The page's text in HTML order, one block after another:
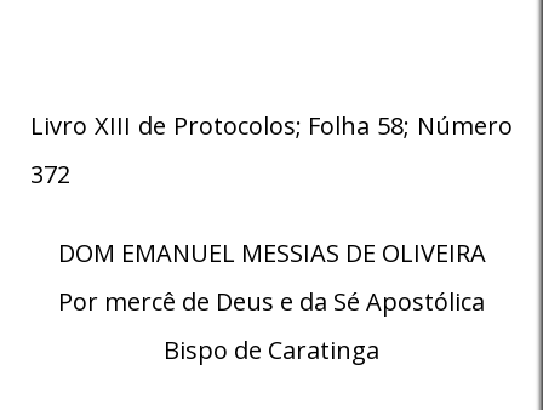
Livro XIII de Protocolos; Folha 58; Número
372
DOM EMANUEL MESSIAS DE OLIVEIRA
Por mercê de Deus e da Sé Apostólica
Bispo de Caratinga